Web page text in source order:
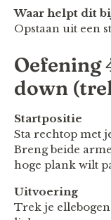
Waar helpt dit
Opstaan uit een
Oefening
down
Startpositie
Sta rechtop met
Breng beide
hoge plank wilt
Uitvoering
Trek je